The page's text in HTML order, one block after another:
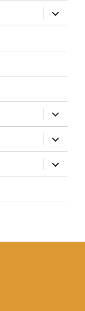
Utvid
Utvid
Utvid
Utvid